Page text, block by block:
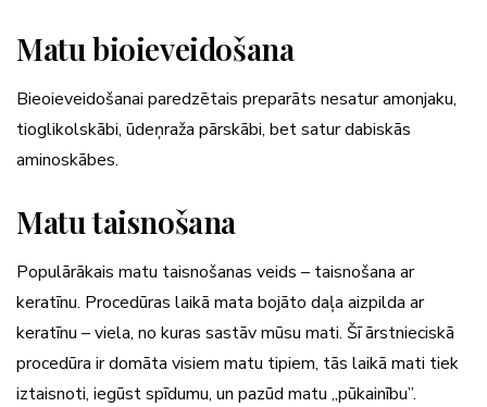
Matu bioieveidošana
Bieoieveidošanai paredzētais preparāts nesatur amonjaku,
tioglikolskābi, ūdeņraža pārskābi, bet satur dabiskās
aminoskābes.
Matu taisnošana
Populārākais matu taisnošanas veids – taisnošana ar
keratīnu. Procedūras laikā mata bojāto daļa aizpilda ar
keratīnu – viela, no kuras sastāv mūsu mati. Šī ārstnieciskā
procedūra ir domāta visiem matu tipiem, tās laikā mati tiek
iztaisnoti, iegūst spīdumu, un pazūd matu „pūkainību”.